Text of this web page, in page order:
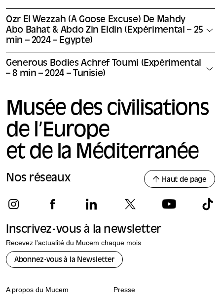
Ozr El Wezzah (A Goose Excuse) De Mahdy
Abo Bahat & Abdo Zin Eldin (Expérimental – 25
min – 2024 – Egypte)
Generous Bodies Achref Toumi (Expérimental
– 8 min – 2024 – Tunisie)
Musée des civilisations
de l’Europe
et de la Méditerranée
Nos réseaux Haut de page
Inscrivez-vous à la newsletter
Recevez l'actualité du Mucem chaque mois
Abonnez-vous à la Newsletter
A propos du Mucem Presse